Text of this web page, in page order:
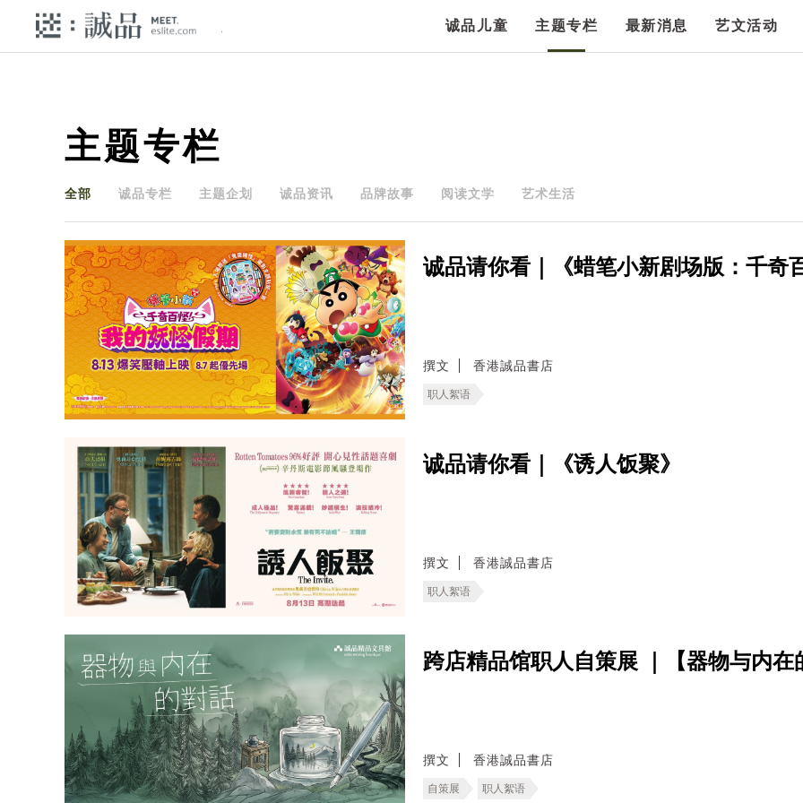
诚品儿童 主题专栏 最新消息 艺文活动
主题专栏
全部 诚品专栏 主题企划 诚品资讯 品牌故事 阅读文学 艺术生活
诚品请你看｜《蜡笔小新剧场版：千奇
撰文 香港誠品書店
职人絮语
诚品请你看｜《诱人饭聚》
撰文 香港誠品書店
职人絮语
跨店精品馆职人自策展 ｜【器物与内在
撰文 香港誠品書店
自策展 职人絮语